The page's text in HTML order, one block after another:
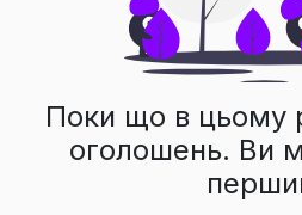
Поки що в цьому
оголошень. Ви